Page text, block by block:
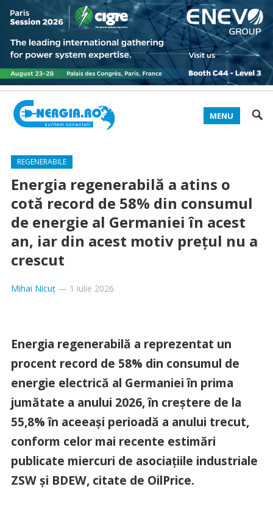
MENU
REGENERABILE
Energia regenerabilă a atins o
cotă record de 58% din consumul
de energie al Germaniei în acest
an, iar din acest motiv prețul nu a
crescut
Mihai Nicuț— 1 iulie 2026
Energia regenerabilă a reprezentat un
procent record de 58% din consumul de
energie electrică al Germaniei în prima
jumătate a anului 2026, în creștere de la
55,8% în aceeași perioadă a anului trecut,
conform celor mai recente estimări
publicate miercuri de asociațiile industriale
ZSW și BDEW, citate de OilPrice.